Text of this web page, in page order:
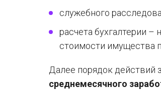
служебного
расчета бухгалтерии
стоимости имущества
Далее порядок действий
среднемесячного